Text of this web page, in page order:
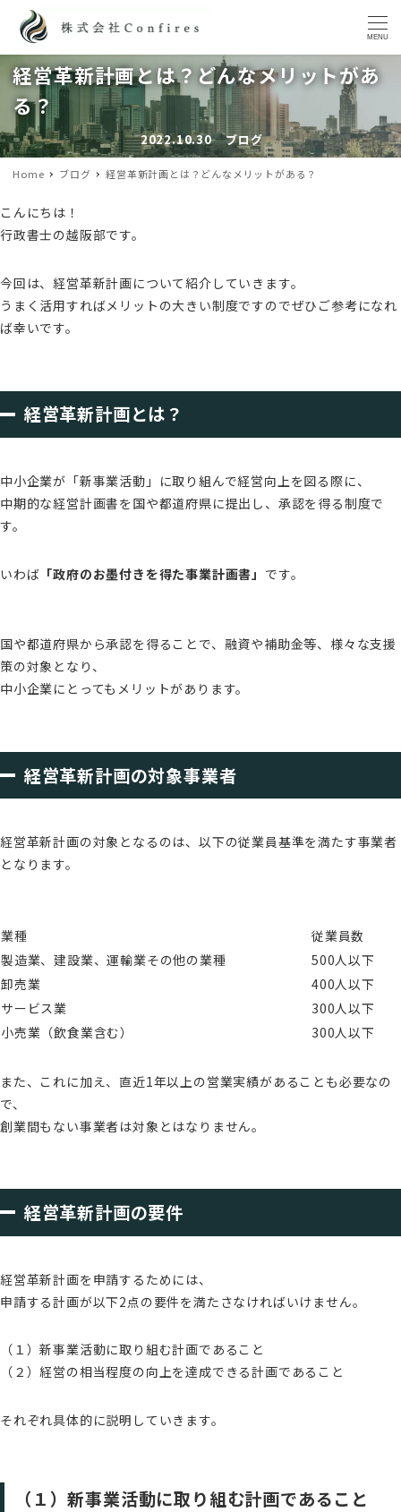
MENU
経営革新計画とは？どんなメリットがあ
る？
投稿日
2022.10.30
カテゴリー
ブログ
Home ブログ 経営革新計画とは？どんなメリットがある？
こんにちは！
行政書士の越阪部です。
今回は、経営革新計画について紹介していきます。
うまく活用すればメリットの大きい制度ですのでぜひご参考になれ
ば幸いです。
経営革新計画とは？
中小企業が「新事業活動」に取り組んで経営向上を図る際に、
中期的な経営計画書を国や都道府県に提出し、承認を得る制度で
す。
いわば 「政府のお墨付きを得た事業計画書」 です。
国や都道府県から承認を得ることで、融資や補助金等、様々な支援
策の対象となり、
中小企業にとってもメリットがあります。
経営革新計画の対象事業者
経営革新計画の対象となるのは、以下の従業員基準を満たす事業者
となります。
業種
従業員数
製造業、建設業、運輸業その他の業種
500人以下
卸売業
400人以下
サービス業
300人以下
小売業（飲食業含む）
300人以下
また、これに加え、直近1年以上の営業実績があることも必要なの
で、
創業間もない事業者は対象とはなりません。
経営革新計画の要件
経営革新計画を申請するためには、
申請する計画が以下2点の要件を満たさなければいけません。
（１）新事業活動に取り組む計画であること
（２）経営の相当程度の向上を達成できる計画であること
それぞれ具体的に説明していきます。
（１）新事業活動に取り組む計画であること